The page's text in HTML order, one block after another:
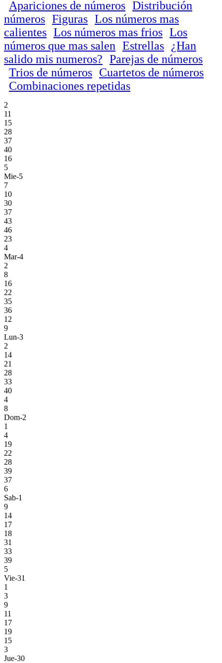
Apariciones de números Distribución
números Figuras Los números mas
calientes Los números mas frios Los
números que mas salen Estrellas
¿Han
salido mis numeros? Parejas de números
Trios de números Cuartetos de números
Combinaciones repetidas
2
11
15
28
37
40
16
5
Mie-5
7
10
30
37
43
46
23
4
Mar-4
2
8
16
22
35
36
12
9
Lun-3
2
14
21
28
33
40
4
8
Dom-2
1
4
19
22
28
39
37
6
Sab-1
9
14
17
18
31
33
39
5
Vie-31
1
3
9
11
17
19
15
3
Jue-30